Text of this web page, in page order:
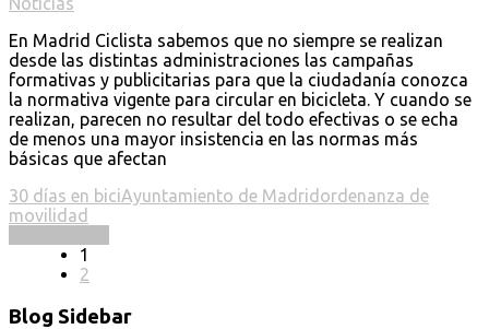
En Madrid Ciclista sabemos que no siempre se realizan
desde las distintas administraciones las campañas
formativas y publicitarias para que la ciudadanía conozca
la normativa vigente para circular en bicicleta. Y cuando se
realizan, parecen no resultar del todo efectivas o se echa
de menos una mayor insistencia en las normas más
básicas que afectan
30 días en biciAyuntamiento de Madrid ordenanza de
movilidad
1
2
Blog Sidebar